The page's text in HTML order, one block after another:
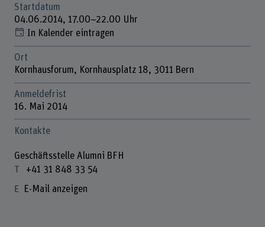
Startdatum
04.06.2014, 17.00–22.00 Uhr
In Kalender eintragen
Ort
Kornhausforum, Kornhausplatz 18, 3011 Bern
Anmeldefrist
16. Mai 2014
Kontakte
Geschäftsstelle Alumni BFH
+41 31 848 33 54
E-Mail anzeigen